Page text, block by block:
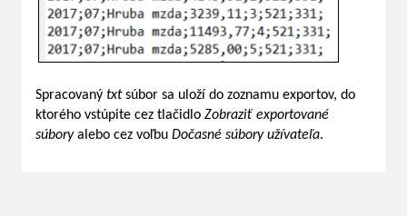
Spracovaný txtsúbor sa uloží do zoznamu exportov, do
ktorého vstúpite cez tlačidlo Zobraziť exportované
súboryalebo cez voľbu Dočasné súbory užívateľa.